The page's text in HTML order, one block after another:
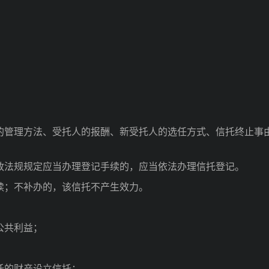
理方法、受托人的报酬、新受托人的选任方式、信托终止事
规定应当办理登记手续的，应当依法办理信托登记。
不补办的，该信托不产生效力。
利益；